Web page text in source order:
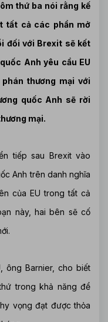
thứ ba nói rằng kế
tất cả các phần mở
đối với Brexit sẽ kết
Anh yêu cầu EU
thương mại với
quốc Anh sẽ rời
mại.
tiếp sau Brexit vào
Anh trên danh nghĩa
của EU trong tất cả
này, hai bên sẽ cố
ông Barnier, cho biết
trong khả năng để
vọng đạt được thỏa